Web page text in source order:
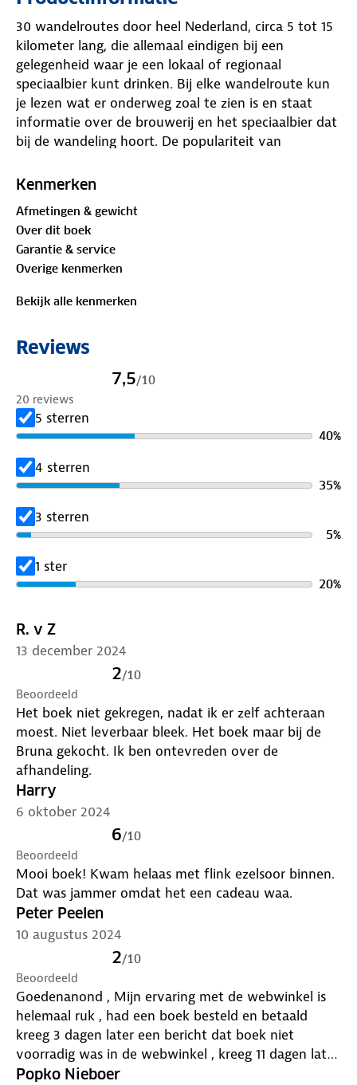
30 wandelroutes door heel Nederland, circa 5 tot 15
kilometer lang, die allemaal eindigen bij een
gelegenheid waar je een lokaal of regionaal
speciaalbier kunt drinken. Bij elke wandelroute kun
je lezen wat er onderweg zoal te zien is en staat
informatie over de brouwerij en het speciaalbier dat
bij de wandeling hoort. De populariteit van
genoemd) is de laatste jaren naar ongekende
1000 brouwerijen van speciaalbier, na Duitsland het
grootste aantal van Europa. Tegelijkertijd trekken
steeds meer mensen de wandelschoenen aan om
van de natuur of van een interessante stedelijke
omgeving te genieten, of om gewoon een stevig
lekkerder als je het lichaam eerst aan het werk hebt
gezet, en een wandeltocht is nóg leuker als je weet
dat je aan het einde een bijzonder bier te wachten
staat. HOP, WE GAAN WANDELEN!
Kenmerken
Afmetingen & gewicht
Over dit boek
Garantie & service
Overige kenmerken
Bekijk alle kenmerken
Reviews
7,5/10
20 reviews
5 sterren
40%
4 sterren
35%
3 sterren
5%
1 ster
20%
R. v Z
13 december 2024
2/10
Beoordeeld
Het boek niet gekregen, nadat ik er zelf achteraan
moest. Niet leverbaar bleek. Het boek maar bij de
Bruna gekocht. Ik ben ontevreden over de
afhandeling.
Harry
6 oktober 2024
6/10
Beoordeeld
Mooi boek! Kwam helaas met flink ezelsoor binnen.
Dat was jammer omdat het een cadeau waa.
Peter Peelen
10 augustus 2024
2/10
Beoordeeld
Goedenanond , Mijn ervaring met de webwinkel is
helemaal ruk , had een boek besteld en betaald
kreeg 3 dagen later een bericht dat boek niet
voorradig was in de webwinkel , kreeg 11 dagen later
pas mijn geld teruggestort ! voor mij nooit geen
Popko Nieboer